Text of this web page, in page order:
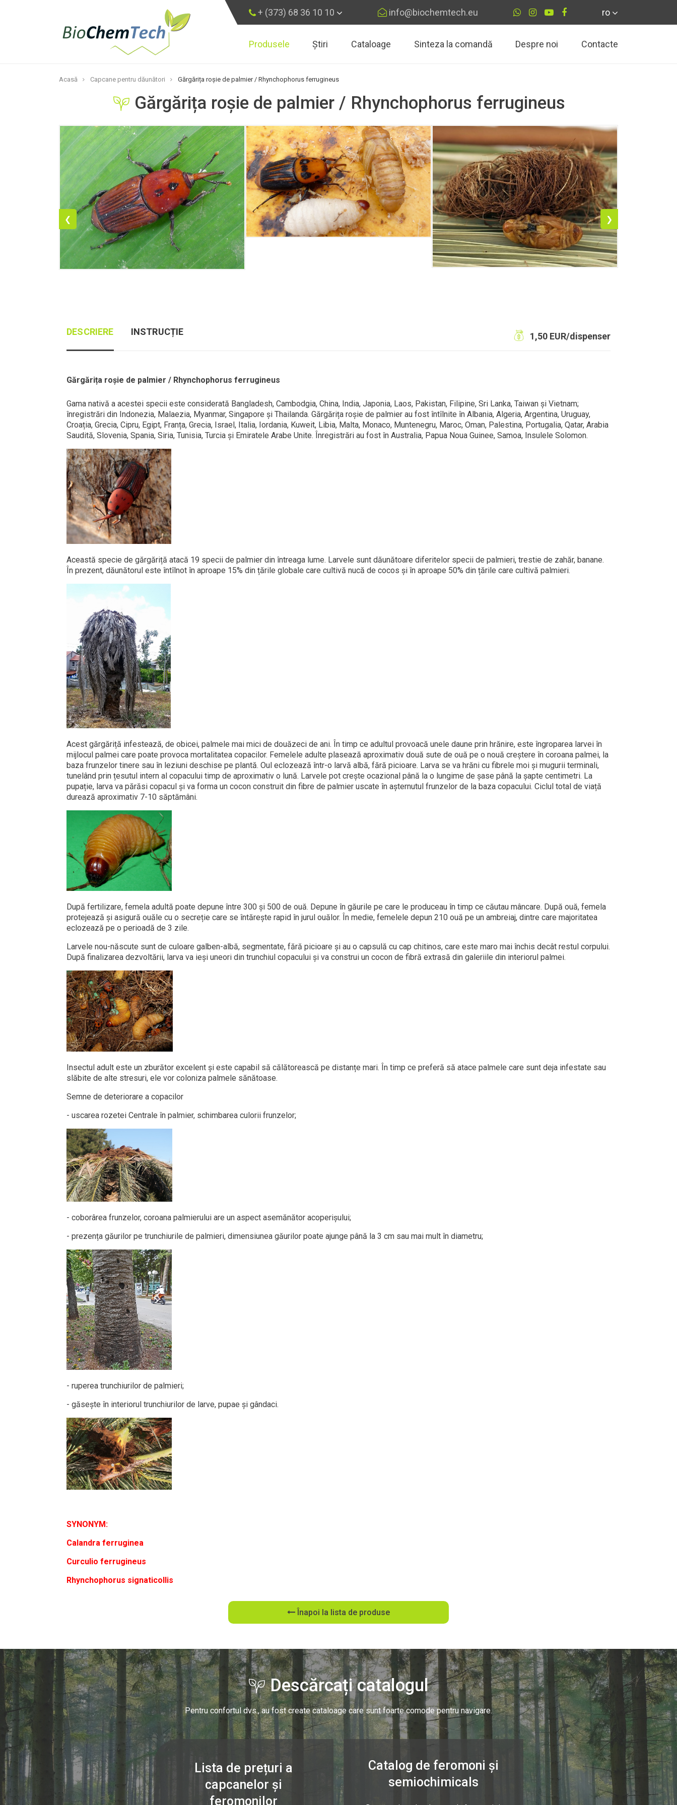
+ (373) 68 36 10 10 info@biochemtech.eu ro
Produsele Știri Cataloage Sinteza la comandă Despre noi Contacte
Acasă Capcane pentru dăunători Gărgărița roșie de palmier / Rhynchophorus ferrugineus
Gărgărița roșie de palmier / Rhynchophorus ferrugineus
❮ ❯
DESCRIERE INSTRUCȚIE 1,50 EUR/dispenser
Gărgărița roșie de palmier / Rhynchophorus ferrugineus
Gama nativă a acestei specii este considerată Bangladesh, Cambodgia, China, India, Japonia, Laos, Pakistan, Filipine, Sri Lanka, Taiwan și Vietnam;
înregistrări din Indonezia, Malaezia, Myanmar, Singapore și Thailanda. Gărgărița roșie de palmier au fost întîlnite în Albania, Algeria, Argentina, Uruguay,
Croația, Grecia, Cipru, Egipt, Franța, Grecia, Israel, Italia, Iordania, Kuweit, Libia, Malta, Monaco, Muntenegru, Maroc, Oman, Palestina, Portugalia, Qatar, Arabia
Saudită, Slovenia, Spania, Siria, Tunisia, Turcia și Emiratele Arabe Unite. Înregistrări au fost în Australia, Papua Noua Guinee, Samoa, Insulele Solomon.
Această specie de gărgăriță atacă 19 specii de palmier din întreaga lume. Larvele sunt dăunătoare diferitelor specii de palmieri, trestie de zahăr, banane.
În prezent, dăunătorul este întîlnot în aproape 15% din țările globale care cultivă nucă de cocos și în aproape 50% din țările care cultivă palmieri.
Acest gărgăriță infestează, de obicei, palmele mai mici de douăzeci de ani. În timp ce adultul provoacă unele daune prin hrănire, este îngroparea larvei în
mijlocul palmei care poate provoca mortalitatea copacilor. Femelele adulte plasează aproximativ două sute de ouă pe o nouă creștere în coroana palmei, la
baza frunzelor tinere sau în leziuni deschise pe plantă. Oul eclozează într-o larvă albă, fără picioare. Larva se va hrăni cu fibrele moi și mugurii terminali,
tunelând prin țesutul intern al copacului timp de aproximativ o lună. Larvele pot crește ocazional până la o lungime de șase până la șapte centimetri. La
pupație, larva va părăsi copacul și va forma un cocon construit din fibre de palmier uscate în așternutul frunzelor de la baza copacului. Ciclul total de viață
durează aproximativ 7-10 săptămâni.
După fertilizare, femela adultă poate depune între 300 și 500 de ouă. Depune în găurile pe care le produceau în timp ce căutau mâncare. După ouă, femela
protejează și asigură ouăle cu o secreție care se întărește rapid în jurul ouălor. În medie, femelele depun 210 ouă pe un ambreiaj, dintre care majoritatea
eclozează pe o perioadă de 3 zile.
Larvele nou-născute sunt de culoare galben-albă, segmentate, fără picioare și au o capsulă cu cap chitinos, care este maro mai închis decât restul corpului.
După finalizarea dezvoltării, larva va ieși uneori din trunchiul copacului și va construi un cocon de fibră extrasă din galeriile din interiorul palmei.
Insectul adult este un zburător excelent și este capabil să călătorească pe distanțe mari. În timp ce preferă să atace palmele care sunt deja infestate sau
slăbite de alte stresuri, ele vor coloniza palmele sănătoase.
Semne de deteriorare a copacilor
- uscarea rozetei Centrale în palmier, schimbarea culorii frunzelor;
- coborârea frunzelor, coroana palmierului are un aspect asemănător acoperișului;
- prezența găurilor pe trunchiurile de palmieri, dimensiunea găurilor poate ajunge până la 3 cm sau mai mult în diametru;
- ruperea trunchiurilor de palmieri;
- găsește în interiorul trunchiurilor de larve, pupae și gândaci.
SYNONYM:
Calandra ferruginea
Curculio ferrugineus
Rhynchophorus signaticollis
Înapoi la lista de produse
Descărcați catalogul
Pentru confortul dvs., au fost create cataloage care sunt foarte comode pentru navigare.
Lista de prețuri a
capcanelor și
feromonilor
Catalog de feromoni și
semiochimicals
×